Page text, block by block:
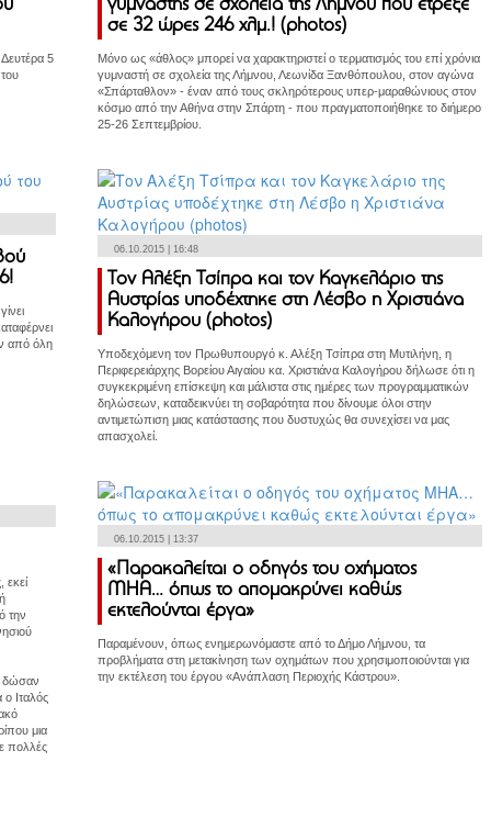
5
γυμναστής σε σχολεία της Λήμνου που έτρεξε
σε 32 ώρες 246 χλμ.! (photos)
Μόνο ως «άθλος» μπορεί να χαρακτηριστεί ο τερματισμός του επί χρόνια
γυμναστή σε σχολεία της Λήμνου, Λεωνίδα Ξανθόπουλου, στον αγώνα
«Σπάρταθλον» - έναν από τους σκληρότερους υπερ-μαραθώνιους στον
κόσμο από την Αθήνα στην Σπάρτη - που πραγματοποιήθηκε το διήμερο
25-26 Σεπτεμβρίου.
από όλη
06.10.2015 | 16:48
Τον Αλέξη Τσίπρα και τον Καγκελάριο της
Αυστρίας υποδέχτηκε στη Λέσβο η Χριστιάνα
Καλογήρου (photos)
Υποδεχόμενη τον Πρωθυπουργό κ. Αλέξη Τσίπρα στη Μυτιλήνη, η
Περιφερειάρχης Βορείου Αιγαίου κα. Χριστιάνα Καλογήρου δήλωσε ότι η
συγκεκριμένη επίσκεψη και μάλιστα στις ημέρες των προγραμματικών
δηλώσεων, καταδεικνύει τη σοβαρότητα που δίνουμε όλοι στην
αντιμετώπιση μιας κατάστασης που δυστυχώς θα συνεχίσει να μας
απασχολεί.
εκεί
την
δώσαν
Ιταλός
μια
πολλές
06.10.2015 | 13:37
«Παρακαλείται ο οδηγός του οχήματος
ΜΗΑ… όπως το απομακρύνει καθώς
εκτελούνται έργα»
Παραμένουν, όπως ενημερωνόμαστε από το Δήμο Λήμνου, τα
προβλήματα στη μετακίνηση των οχημάτων που χρησιμοποιούνται για
την εκτέλεση του έργου «Ανάπλαση Περιοχής Κάστρου».